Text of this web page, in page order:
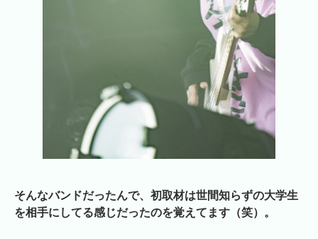
そんなバンドだったんで、初取材は世間知らずの大学生
を相手にしてる感じだったのを覚えてます（笑）。